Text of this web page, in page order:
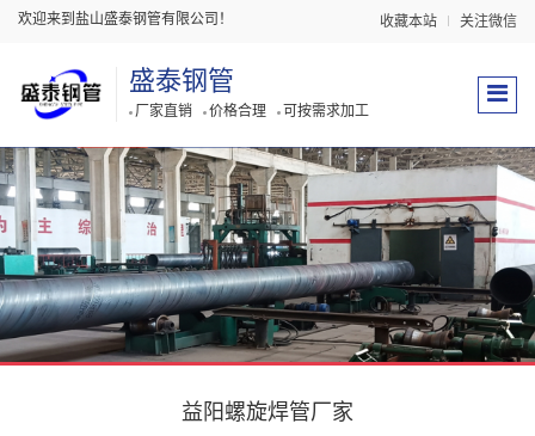
欢迎来到盐山盛泰钢管有限公司！ 收藏本站 关注微信
盛泰钢管
厂家直销 价格合理 可按需求加工
益阳螺旋焊管厂家